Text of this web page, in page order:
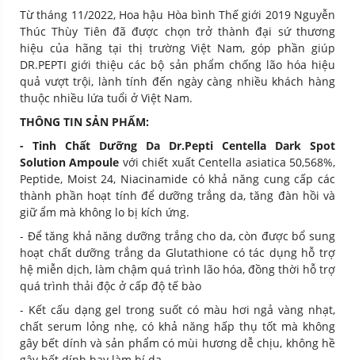
Từ tháng 11/2022, Hoa hậu Hòa bình Thế giới 2019 Nguyễn
Thúc Thùy Tiên đã được chọn trở thành đại sứ thương
hiệu của hãng tại thị trường Việt Nam, góp phần giúp
DR.PEPTI giới thiệu các bộ sản phẩm chống lão hóa hiệu
quả vượt trội, lành tính đến ngày càng nhiều khách hàng
thuộc nhiều lứa tuổi ở Việt Nam.
THÔNG TIN SẢN PHẨM:
- Tinh Chất Dưỡng Da Dr.Pepti Centella Dark Spot
Solution Ampoule với chiết xuất Centella asiatica 50,568%,
Peptide, Moist 24, Niacinamide có khả năng cung cấp các
thành phần hoạt tính để dưỡng trắng da, tăng đàn hồi và
giữ ẩm mà không lo bị kích ứng.
- Để tăng khả năng dưỡng trắng cho da, còn được bổ sung
hoạt chất dưỡng trắng da Glutathione có tác dụng hỗ trợ
hệ miễn dịch, làm chậm quá trình lão hóa, đồng thời hỗ trợ
quá trình thải độc ở cấp độ tế bào
- Kết cấu dạng gel trong suốt có màu hơi ngả vàng nhạt,
chất serum lỏng nhẹ, có khả năng hấp thụ tốt mà không
gây bết dính và sản phẩm có mùi hương dễ chịu, không hề